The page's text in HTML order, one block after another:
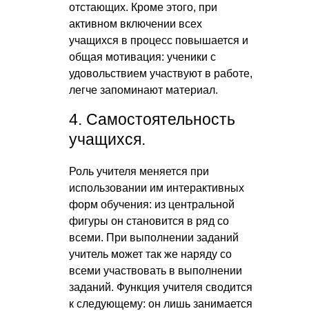
отстающих. Кроме этого, при
активном включении всех
учащихся в процесс повышается и
общая мотивация: ученики с
удовольствием участвуют в работе,
легче запоминают материал.
4. Самостоятельность
учащихся.
Роль учителя меняется при
использовании им интерактивных
форм обучения: из центральной
фигуры он становится в ряд со
всеми. При выполнении заданий
учитель может так же наряду со
всеми участвовать в выполнении
заданий. Функция учителя сводится
к следующему: он лишь занимается